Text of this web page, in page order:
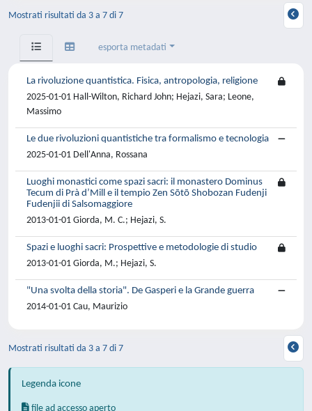
Mostrati risultati da 3 a 7 di 7
esporta metadati
La rivoluzione quantistica. Fisica, antropologia, religione
2025-01-01 Hall-Wilton, Richard John; Hejazi, Sara; Leone,
Massimo
Le due rivoluzioni quantistiche tra formalismo e tecnologia
2025-01-01 Dell'Anna, Rossana
Luoghi monastici come spazi sacri: il monastero Dominus
Tecum di Prà d’Mill e il tempio Zen Sōtō Shobozan Fudenji
Fudenjii di Salsomaggiore
2013-01-01 Giorda, M. C.; Hejazi, S.
Spazi e luoghi sacri: Prospettive e metodologie di studio
2013-01-01 Giorda, M.; Hejazi, S.
"Una svolta della storia". De Gasperi e la Grande guerra
2014-01-01 Cau, Maurizio
Mostrati risultati da 3 a 7 di 7
Legenda icone
file ad accesso aperto